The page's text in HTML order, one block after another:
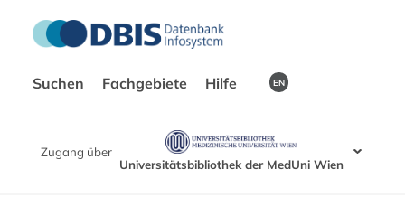
Suchen Fachgebiete Hilfe EN
Zugang über
Universitätsbibliothek der MedUni Wien